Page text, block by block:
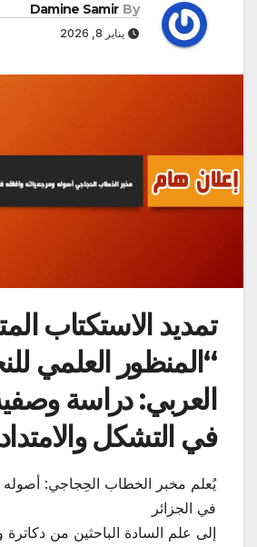
By
Damine Samir
يناير 8, 2026
تمديد الاستكتاب
“المنظور العلمي
العربي: دراسة
في التشكل
يُعلم مخبر الخطاب الحِجاجي: أصوله
في الجزائر
إلى علم السادة الباحثين من